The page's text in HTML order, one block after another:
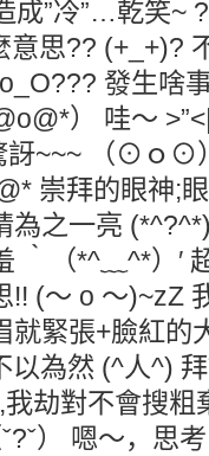
”冷”…乾笑~
意思?? (+_+)?
發生啥
） 哇～
訝~~~ （⊙ｏ⊙
崇拜的眼神;
之一亮
‵（*^﹏^*）′
!! (～ o ～)~zZ
就緊張+臉紅的
以為然 (^人^)
劫對不會搜
） 嗯～，思